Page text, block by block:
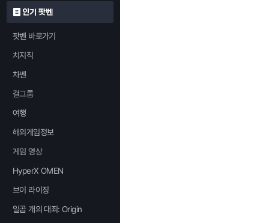
인기 팟벤
팟벤 바로가기
치지직
차벤
걸그룹
여행
해외게임정보
게임 영상
HyperX OMEN
브이 라이징
일곱 개의 대죄: Origin